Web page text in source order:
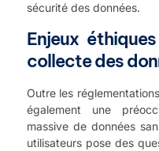
sécurité des données.
Enjeux
collecte des
Outre les
également une
massive de données
utilisateurs pose des